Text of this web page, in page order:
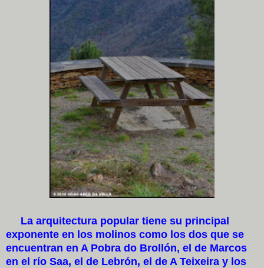
La arquitectura popular tiene su principal
exponente en los molinos como los dos que se
encuentran en A Pobra do Brollón, el de Marcos
en el río Saa, el de Lebrón, el de A Teixeira y los